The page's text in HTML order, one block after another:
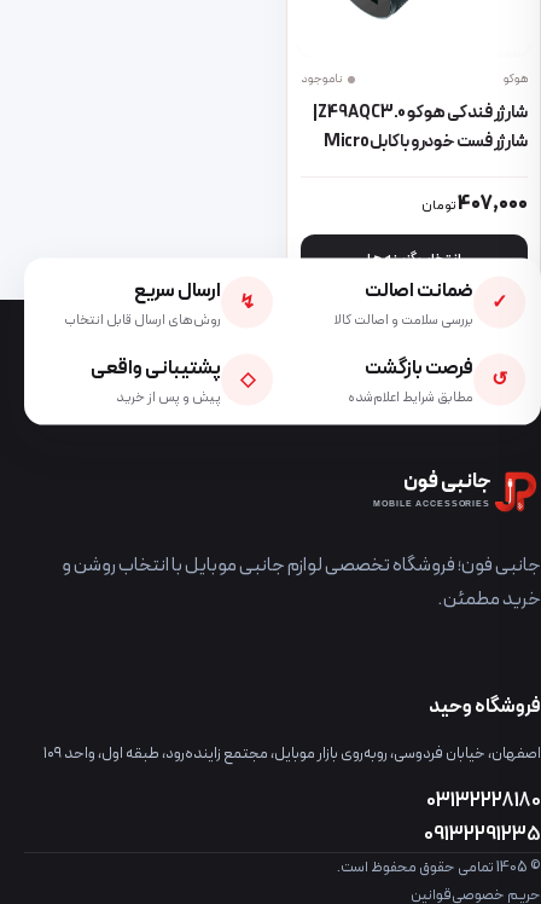
هوکو ناموجود
شارژر فست خودرو با کابل Micro
407,000تومان
انتخاب گزینه ها
این محصول دارای انواع مختلفی می باشد. گزینه ها ممکن است در
✓ ضمانت اصالت
بررسی سلامت و اصالت کالا
↯ ارسال سریع
روش‌های ارسال قابل انتخاب
↺ فرصت بازگشت
مطابق شرایط اعلام‌شده
◇ پشتیبانی واقعی
پیش و پس از خرید
جانبی فون
MOBILE ACCESSORIES
جانبی فون؛ فروشگاه تخصصی لوازم جانبی موبایل با انتخاب روشن و
خرید مطمئن.
فروشگاه وحید
اصفهان، خیابان فردوسی، روبه‌روی بازار موبایل، مجتمع زاینده‌رود، طبقه اول، واحد ۱۰۹
03132228180
09132291235
© 1405 تمامی حقوق محفوظ است.
حریم خصوصیقوانین